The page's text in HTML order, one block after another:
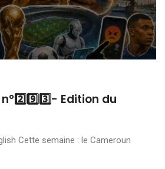
Edition du
Cette semaine : le Cameroun